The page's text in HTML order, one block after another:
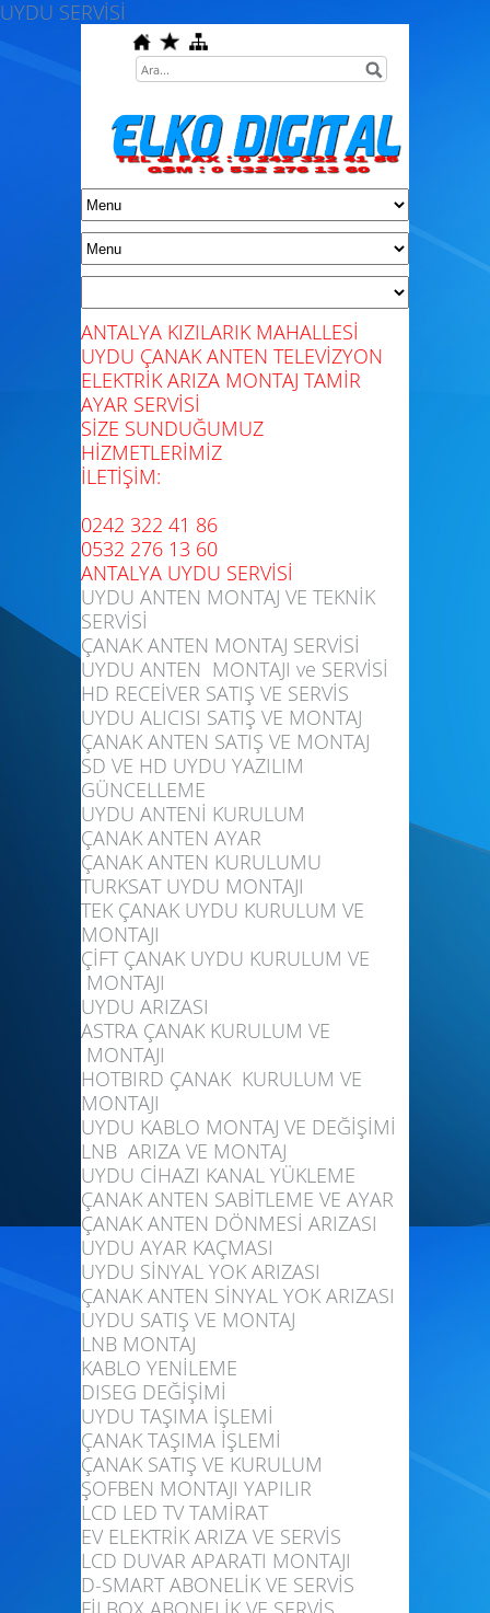
UYDU SERVİSİ
ANTALYA KIZILARIK MAHALLESİ
UYDU ÇANAK ANTEN TELEVİZYON
ELEKTRİK ARIZA MONTAJ TAMİR
AYAR SERVİSİ
SİZE SUNDUĞUMUZ
HİZMETLERİMİZ
İLETİŞİM:
0242 322 41 86
0532 276 13 60
ANTALYA UYDU SERVİSİ
UYDU ANTEN MONTAJ VE TEKNİK
SERVİSİ
ÇANAK ANTEN MONTAJ SERVİSİ
UYDU ANTEN MONTAJI ve SERVİSİ
HD RECEİVER SATIŞ VE SERVİS
UYDU ALICISI SATIŞ VE MONTAJ
ÇANAK ANTEN SATIŞ VE MONTAJ
SD VE HD UYDU YAZILIM
GÜNCELLEME
UYDU ANTENİ KURULUM
ÇANAK ANTEN AYAR
ÇANAK ANTEN KURULUMU
TURKSAT UYDU MONTAJI
TEK ÇANAK UYDU KURULUM VE
MONTAJI
ÇİFT ÇANAK UYDU KURULUM VE
MONTAJI
UYDU ARIZASI
ASTRA ÇANAK KURULUM VE
MONTAJI
HOTBIRD ÇANAK KURULUM VE
MONTAJI
UYDU KABLO MONTAJ VE DEĞİŞİMİ
LNB ARIZA VE MONTAJ
UYDU CİHAZI KANAL YÜKLEME
ÇANAK ANTEN SABİTLEME VE AYAR
ÇANAK ANTEN DÖNMESİ ARIZASI
UYDU AYAR KAÇMASI
UYDU SİNYAL YOK ARIZASI
ÇANAK ANTEN SİNYAL YOK ARIZASI
UYDU SATIŞ VE MONTAJ
LNB MONTAJ
KABLO YENİLEME
DISEG DEĞİŞİMİ
UYDU TAŞIMA İŞLEMİ
ÇANAK TAŞIMA İŞLEMİ
ÇANAK SATIŞ VE KURULUM
ŞOFBEN MONTAJI YAPILIR
LCD LED TV TAMİRAT
EV ELEKTRİK ARIZA VE SERVİS
LCD DUVAR APARATI MONTAJI
D-SMART ABONELİK VE SERVİS